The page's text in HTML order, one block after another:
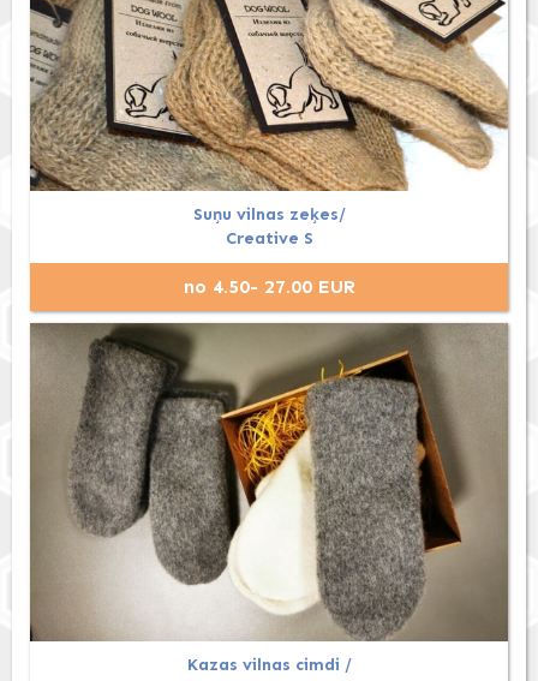
Suņu vilnas zeķes/
Creative S
no 4.50- 27.00 EUR
Kazas vilnas cimdi /